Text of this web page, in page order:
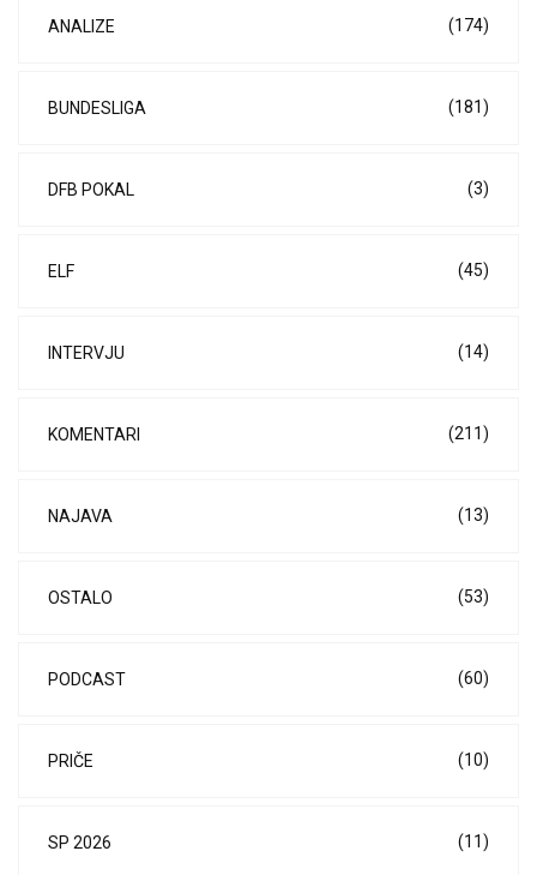
ANALIZE (174)
BUNDESLIGA (181)
DFB POKAL (3)
ELF (45)
INTERVJU (14)
KOMENTARI (211)
NAJAVA (13)
OSTALO (53)
PODCAST (60)
PRIČE (10)
SP 2026 (11)